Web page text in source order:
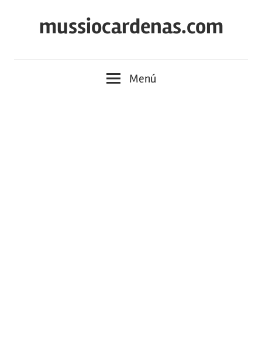
mussiocardenas.com
Menú